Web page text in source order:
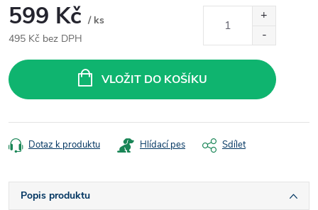
599 Kč / ks
495 Kč bez DPH
cena:
VLOŽIT DO KOŠÍKU
Dotaz k produktu Hlídací pes Sdílet
Popis produktu